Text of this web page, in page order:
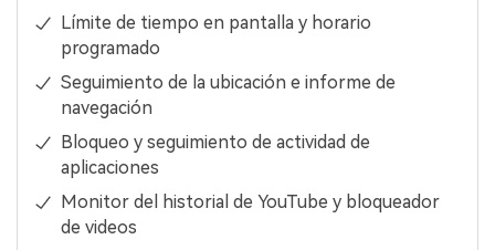
Límite de tiempo en pantalla y horario
programado
Seguimiento de la ubicación e informe de
navegación
Bloqueo y seguimiento de actividad de
aplicaciones
Monitor del historial de YouTube y bloqueador
de videos